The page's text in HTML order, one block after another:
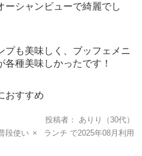
ーシャンビューで綺麗でし
プも美味しく、ブッフェメニ
各種美味しかったです！
おすすめ
投稿者 ありり
（30代）
段使い ランチ 2025年08月